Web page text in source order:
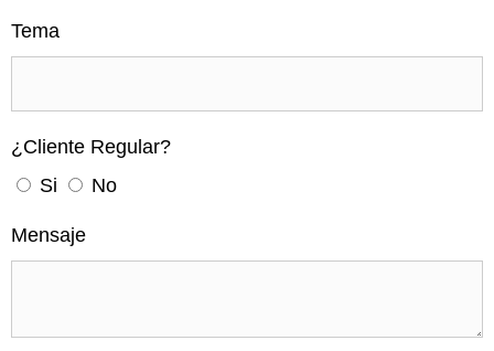
Tema
¿Cliente Regular?
Si
No
Mensaje